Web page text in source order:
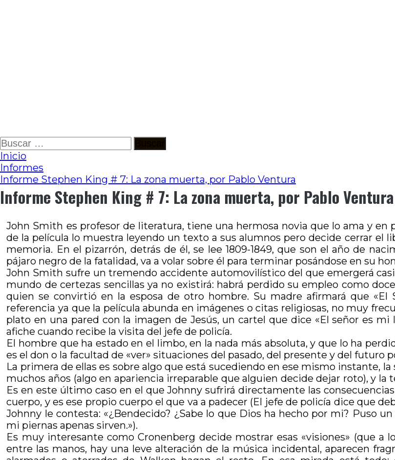
Ir
al
contenido
Buscar:
Inicio
Informes
Informe Stephen King # 7: La zona muerta, por Pablo Ventura
Informe Stephen King # 7: La zona muerta, por Pablo Ventura
John Smith es profesor de literatura, tiene una hermosa novia que lo ama y en
de la película lo muestra leyendo un texto a sus alumnos pero decide cerrar el
memoria. En el pizarrón, detrás de él, se lee 1809-1849, que son el año de
pájaro negro de la fatalidad, va a volar sobre él para terminar posándose en su
John Smith sufre un tremendo accidente automovilístico del que emergerá
mundo de certezas sencillas ya no existirá: habrá perdido su empleo como
quien se convirtió en la esposa de otro hombre. Su madre afirmará que
referencia ya que la película abunda en imágenes o citas religiosas, no muy
plato en una pared con la imagen de Jesús, un cartel que dice «El señor es
afiche cuando recibe la visita del jefe de policía.
El hombre que ha estado en el limbo, en la nada más absoluta, y que lo ha
es el don o la facultad de «ver» situaciones del pasado, del presente y del futuro
La primera de ellas es sobre algo que está sucediendo en ese mismo instante,
muchos años (algo en apariencia irreparable que alguien decide dejar roto), y la
Es en este último caso en el que Johnny sufrirá directamente las
cuerpo, y es ese propio cuerpo el que va a padecer (El jefe de policía dice que
Johnny le contesta: «¿Bendecido? ¿Sabe lo que Dios ha hecho por mi? Puso
mi piernas apenas sirven.»).
Es muy interesante como Cronenberg decide mostrar esas «visiones» (que a
entre las manos, hay una leve alteración de la música incidental, aparecen